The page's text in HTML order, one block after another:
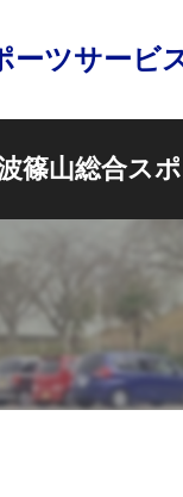
ーツサービ
篠山総合ス